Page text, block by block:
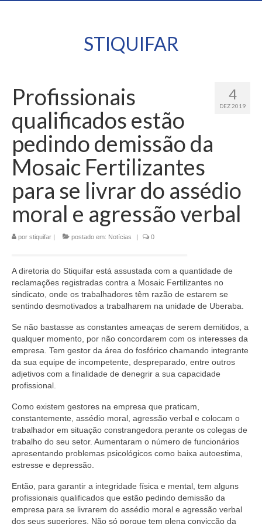
STIQUIFAR
4
DEZ 2019
Profissionais
qualificados estão
pedindo demissão da
Mosaic Fertilizantes
para se livrar do assédio
moral e agressão verbal
por stiquifar | postado em: Notícias | 0
A diretoria do Stiquifar está assustada com a quantidade de
reclamações registradas contra a Mosaic Fertilizantes no
sindicato, onde os trabalhadores têm razão de estarem se
sentindo desmotivados a trabalharem na unidade de Uberaba.
Se não bastasse as constantes ameaças de serem demitidos, a
qualquer momento, por não concordarem com os interesses da
empresa. Tem gestor da área do fosfórico chamando integrante
da sua equipe de incompetente, despreparado, entre outros
adjetivos com a finalidade de denegrir a sua capacidade
profissional.
Como existem gestores na empresa que praticam,
constantemente, assédio moral, agressão verbal e colocam o
trabalhador em situação constrangedora perante os colegas de
trabalho do seu setor. Aumentaram o número de funcionários
apresentando problemas psicológicos como baixa autoestima,
estresse e depressão.
Então, para garantir a integridade física e mental, tem alguns
profissionais qualificados que estão pedindo demissão da
empresa para se livrarem do assédio moral e agressão verbal
dos seus superiores. Não só porque tem plena convicção da